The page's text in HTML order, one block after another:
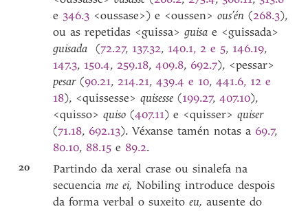
e 346.3 <oussase>) e <oussen>ous’én (268.3),
ou as repetidas <guissa>guisae <guissada>
guisada(72.27, 137.32, 140.1, 2 e 5, 146.19,
147.3, 150.4, 259.18,409.8, 692.7), <pessar>
pesar(90.21, 214.21,439.4 e 10,441.6, 12 e
18), <quissesse>quisesse(199.27,407.10),
<quisso>quiso (407.11) e <quisser>quiser
(71.18, 692.13). Véxanse tamén notas a 69.7,
80.10, 88.15 e 89.2.
20
Partindo da xeral crase ou sinalefa na
secuenciame ei, Nobiling introduce despois
da forma verbal o suxeitoeu, ausente do